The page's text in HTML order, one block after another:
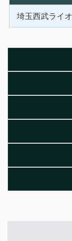
埼玉西武ライ